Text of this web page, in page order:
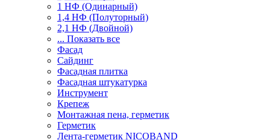
1 НФ (Одинарный)
1,4 НФ (Полуторный)
2,1 НФ (Двойной)
... Показать все
Фасад
Сайдинг
Фасадная плитка
Фасадная штукатурка
Инструмент
Крепеж
Монтажная пена, герметик
Герметик
Лента-герметик NICOBAND